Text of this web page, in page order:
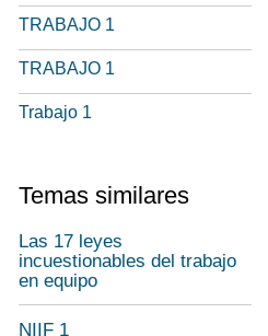
TRABAJO 1
TRABAJO 1
Trabajo 1
Temas similares
Las 17 leyes
incuestionables del trabajo
en equipo
NIIF 1